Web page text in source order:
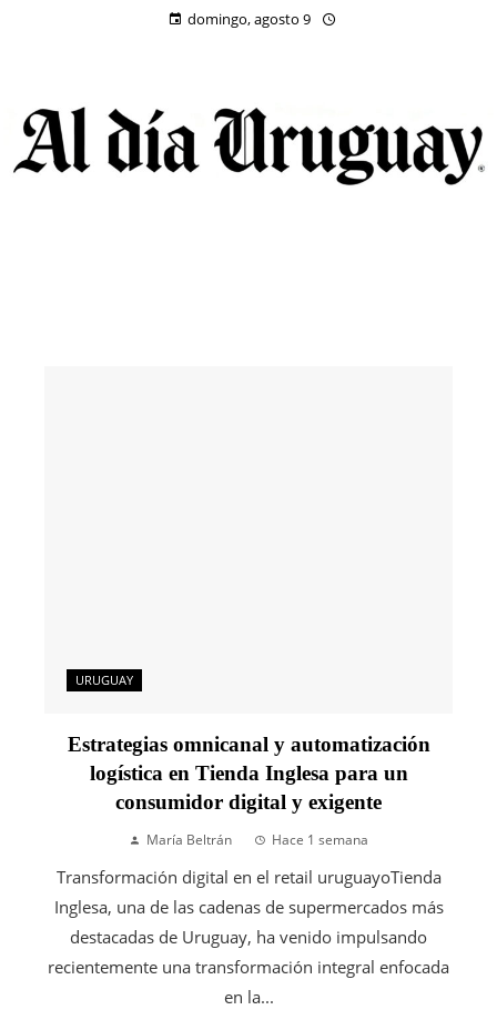
domingo, agosto 9
URUGUAY
Estrategias omnicanal y automatización
logística en Tienda Inglesa para un
consumidor digital y exigente
María Beltrán Hace 1 semana
Transformación digital en el retail uruguayoTienda
Inglesa, una de las cadenas de supermercados más
destacadas de Uruguay, ha venido impulsando
recientemente una transformación integral enfocada
en la...